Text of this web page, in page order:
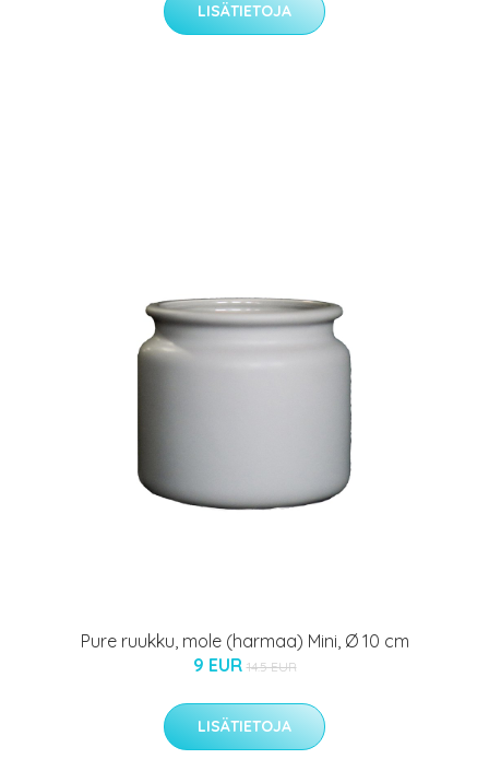
LISÄTIETOJA
Pure ruukku, mole (harmaa) Mini, Ø 10 cm
9 EUR 14.5 EUR
LISÄTIETOJA